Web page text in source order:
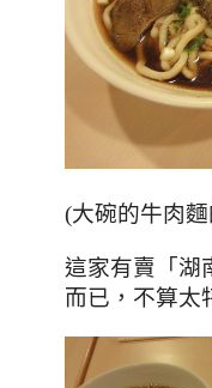
(大碗的牛肉
這家有賣「湖
而已，不算太